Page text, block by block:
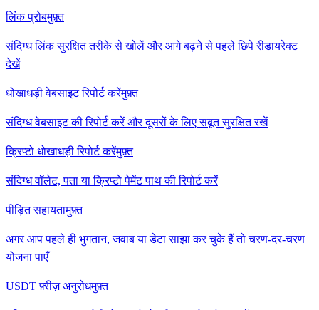
लिंक प्रोबमुफ़्त
संदिग्ध लिंक सुरक्षित तरीके से खोलें और आगे बढ़ने से पहले छिपे रीडायरेक्ट
देखें
धोखाधड़ी वेबसाइट रिपोर्ट करेंमुफ़्त
संदिग्ध वेबसाइट की रिपोर्ट करें और दूसरों के लिए सबूत सुरक्षित रखें
क्रिप्टो धोखाधड़ी रिपोर्ट करेंमुफ़्त
संदिग्ध वॉलेट, पता या क्रिप्टो पेमेंट पाथ की रिपोर्ट करें
पीड़ित सहायतामुफ़्त
अगर आप पहले ही भुगतान, जवाब या डेटा साझा कर चुके हैं तो चरण-दर-चरण
योजना पाएँ
USDT फ़्रीज़ अनुरोधमुफ़्त